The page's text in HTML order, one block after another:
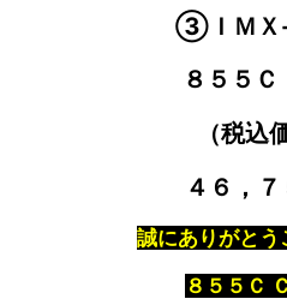
③ＩＭＸ-
８５５Ｃ
（税込
４６，
誠にありがとう
８５５Ｃ